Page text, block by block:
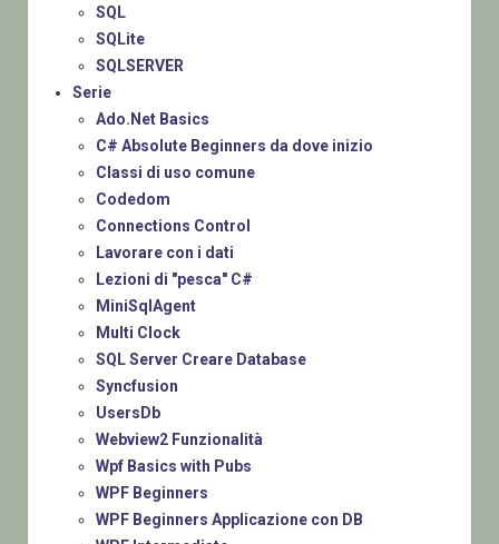
SQL
SQLite
SQLSERVER
Serie
Ado.Net Basics
C# Absolute Beginners da dove inizio
Classi di uso comune
Codedom
Connections Control
Lavorare con i dati
Lezioni di "pesca" C#
MiniSqlAgent
Multi Clock
SQL Server Creare Database
Syncfusion
UsersDb
Webview2 Funzionalità
Wpf Basics with Pubs
WPF Beginners
WPF Beginners Applicazione con DB